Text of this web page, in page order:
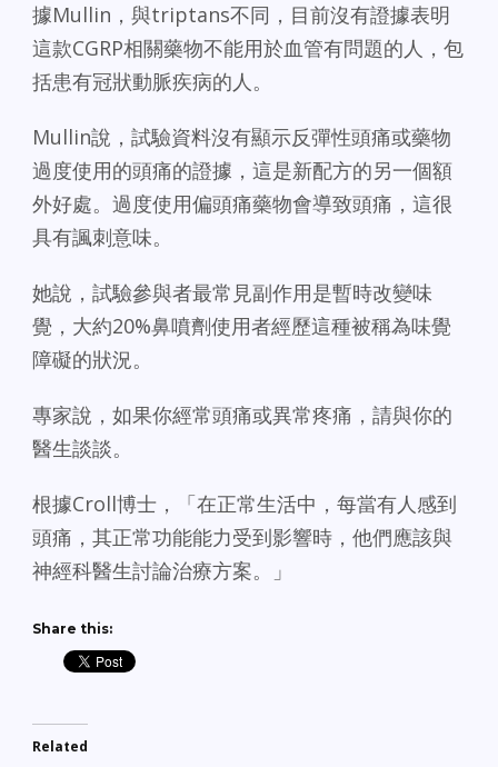
據Mullin，與triptans不同，目前沒有證據表明
這款CGRP相關藥物不能用於血管有問題的人，包
括患有冠狀動脈疾病的人。
Mullin說，試驗資料沒有顯示反彈性頭痛或藥物
過度使用的頭痛的證據，這是新配方的另一個額
外好處。過度使用偏頭痛藥物會導致頭痛，這很
具有諷刺意味。
她說，試驗參與者最常見副作用是暫時改變味
覺，大約20%鼻噴劑使用者經歷這種被稱為味覺
障礙的狀況。
專家說，如果你經常頭痛或異常疼痛，請與你的
醫生談談。
根據Croll博士，「在正常生活中，每當有人感到
頭痛，其正常功能能力受到影響時，他們應該與
神經科醫生討論治療方案。」
Share this:
Related